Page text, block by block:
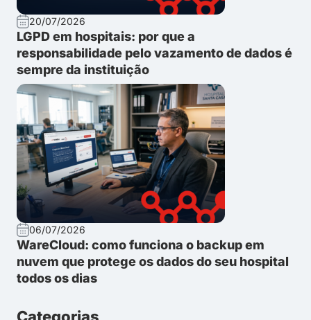
20/07/2026
LGPD em hospitais: por que a
responsabilidade pelo vazamento de dados é
sempre da instituição
06/07/2026
WareCloud: como funciona o backup em
nuvem que protege os dados do seu hospital
todos os dias